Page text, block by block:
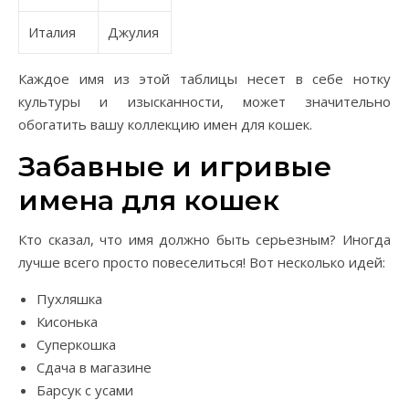
Италия Джулия
Каждое имя из этой таблицы несет в себе нотку
культуры и изысканности, может значительно
обогатить вашу коллекцию имен для кошек.
Забавные и игривые
имена для кошек
Кто сказал, что имя должно быть серьезным? Иногда
лучше всего просто повеселиться! Вот несколько идей:
Пухляшка
Кисонька
Суперкошка
Сдача в магазине
Барсук с усами